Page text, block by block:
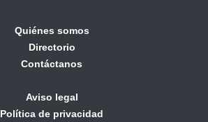
Quiénes somos
Directorio
Contáctanos
Aviso legal
Política de privacidad